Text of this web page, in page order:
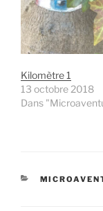
Kilomètre 1
13 octobre 2018
Dans